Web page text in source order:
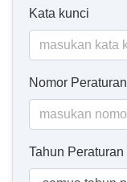
Kata kunci
Nomor Peraturan
Tahun Peraturan